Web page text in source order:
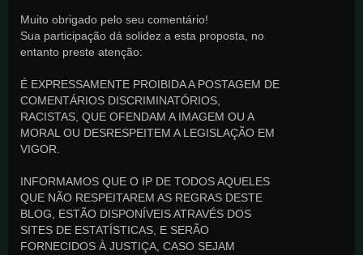
Muito obrigado pelo seu comentário!
Sua participação dá solidez a esta proposta, no
entanto preste atenção:
É EXPRESSAMENTE PROIBIDA A POSTAGEM DE
COMENTÁRIOS DISCRIMINATÓRIOS,
RACISTAS, QUE OFENDAM A IMAGEM OU A
MORAL OU DESRESPEITEM A LEGISLAÇÃO EM
VIGOR.
INFORMAMOS QUE O IP DE TODOS AQUELES
QUE NÃO RESPEITAREM AS REGRAS DESTE
BLOG, ESTÃO DISPONÍVEIS ATRAVÉS DOS
SITES DE ESTATÍSTICAS, E SERÃO
FORNECIDOS À JUSTIÇA, CASO SEJAM